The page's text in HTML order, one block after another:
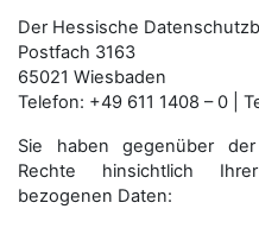
Der Hessische
Postfach 3163
65021 Wiesbaden
Telefon: +49 611 1408 – 0 |
Sie haben gegenüber
Rechte hinsichtlich
bezogenen Daten: